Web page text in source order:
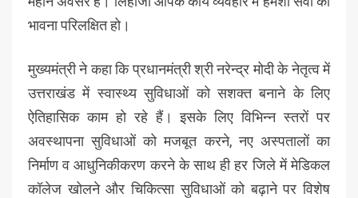
भावना परिलक्षित हो।
मुख्यमंत्री ने कहा कि प्रधानमंत्री श्री नरेन्द्र मोदी के नेतृत्व में
उत्तराखंड में स्वास्थ्य सुविधाओं को सशक्त बनाने के लिए
ऐतिहासिक काम हो रहे हैं। इसके लिए विभिन्न स्तरों पर
अवस्थापना सुविधाओं को मजबूत करने, नए अस्पतालों का
निर्माण व आधुनिकीकरण करने के साथ ही हर जिले में मेडिकल
कॉलेज खोलने और चिकित्सा सुविधाओं को बढ़ाने पर विशेष